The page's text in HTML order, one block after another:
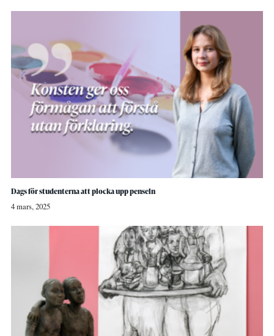
Dags för studenterna att plocka upp penseln
4 mars, 2025